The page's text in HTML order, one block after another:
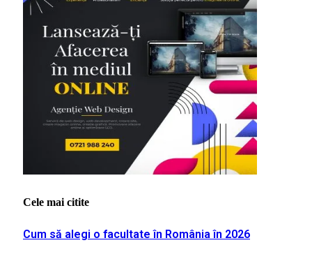
Cele mai citite
Cum să alegi o facultate în România în 2026